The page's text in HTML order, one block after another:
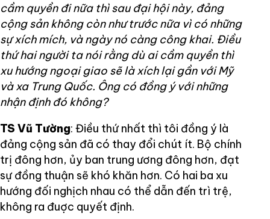
cầm quyền đi nữa thì sau đại hội này, đảng
cộng sản không còn như trước nữa vì có những
sự xích mích, và ngày nó càng công khai. Điều
thứ hai người ta nói rằng dù ai cầm quyền thì
xu hướng ngoại giao sẽ là xích lại gần với Mỹ
và xa Trung Quốc. Ông có đồng ý với những
nhận định đó không?
TS Vũ Tường: Điều thứ nhất thì tôi đồng ý là
đảng cộng sản đã có thay đổi chút ít. Bộ chính
trị đông hơn, ủy ban trung ương đông hơn, đạt
sự đồng thuận sẽ khó khăn hơn. Có hai ba xu
hướng đối nghịch nhau có thể dẫn đến trì trệ,
không ra đuợc quyết định.